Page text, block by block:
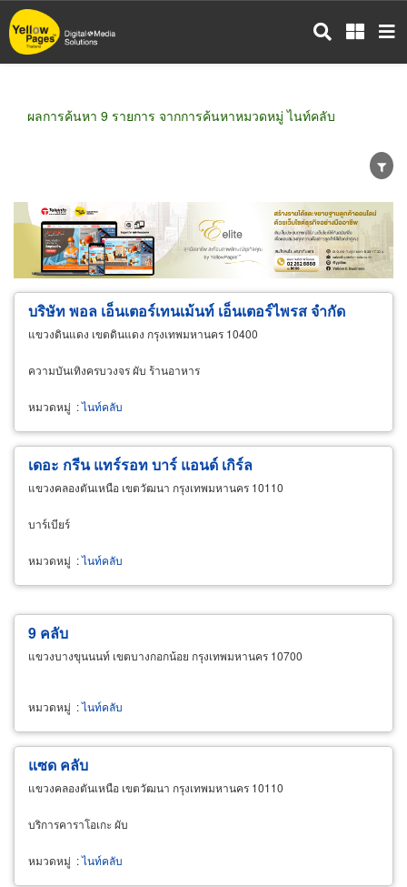
ข้าม
ไป
ผลการค้นหา 9 รายการ จากการค้นหาหมวดหมู่ ไนท์คลับ
ขายส่ง ขายปลีก ผู้ผลิต
ตัวแทนจัดจำหน่าย
ผู้ส่งออก/นำเข้า
ธุรกิจบริการ
บริษัท พอล เอ็นเตอร์เทนเม้นท์ เอ็นเตอร์ไพรส จำกัด
แขวงดินแดง เขตดินแดง กรุงเทพมหานคร 10400
ความบันเทิงครบวงจร ผับ ร้านอาหาร
หมวดหมู่ :ไนท์คลับ
เดอะ กรีน แทร์รอท บาร์ แอนด์ เกิร์ล
แขวงคลองตันเหนือ เขตวัฒนา กรุงเทพมหานคร 10110
บาร์เบียร์
หมวดหมู่ :ไนท์คลับ
9 คลับ
แขวงบางขุนนนท์ เขตบางกอกน้อย กรุงเทพมหานคร 10700
หมวดหมู่ :ไนท์คลับ
แซด คลับ
แขวงคลองตันเหนือ เขตวัฒนา กรุงเทพมหานคร 10110
บริการคาราโอเกะ ผับ
หมวดหมู่ :ไนท์คลับ